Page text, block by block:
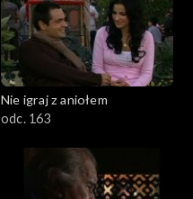
Nie igraj z aniołem
odc. 163